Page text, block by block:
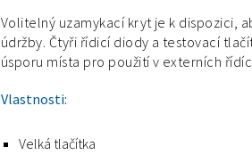
Volitelný uzamykací kryt je k dispozici,
údržby. Čtyři řídicí diody a testovací
úsporu místa pro použití v externích
Vlastnosti:
Velká tlačítka